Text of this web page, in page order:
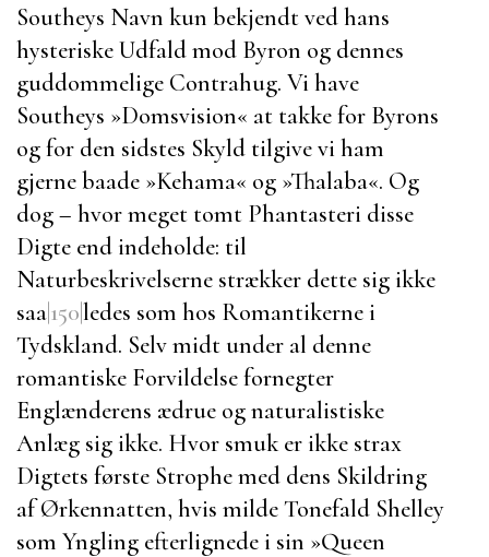
Southeys Navn kun bekjendt ved hans
hysteriske Udfald mod Byron og dennes
guddommelige Contrahug. Vi have
Southeys »Domsvision« at takke for Byrons
og for den sidstes Skyld tilgive vi ham
gjerne baade »Kehama« og »Thalaba«. Og
dog – hvor meget tomt Phantasteri disse
Digte end indeholde: til
Naturbeskrivelserne strækker dette sig ikke
saa|150|ledes som hos Romantikerne i
Tydskland. Selv midt under al denne
romantiske Forvildelse fornegter
Englænderens ædrue og naturalistiske
Anlæg sig ikke. Hvor smuk er ikke strax
Digtets første Strophe med dens Skildring
af Ørkennatten, hvis milde Tonefald Shelley
som Yngling efterlignede i sin »Queen